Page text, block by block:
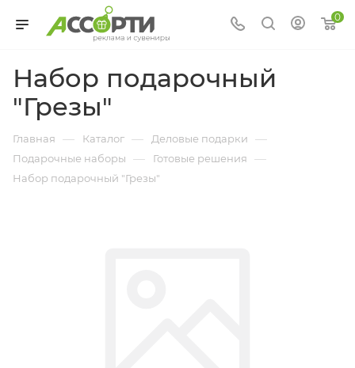
0
Набор подарочный
"Грезы"
Главная — Каталог — Деловые подарки —
Подарочные наборы — Готовые решения —
Набор подарочный "Грезы"